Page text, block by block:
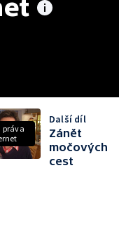
práva
Další díl
Zánět
močových
cest